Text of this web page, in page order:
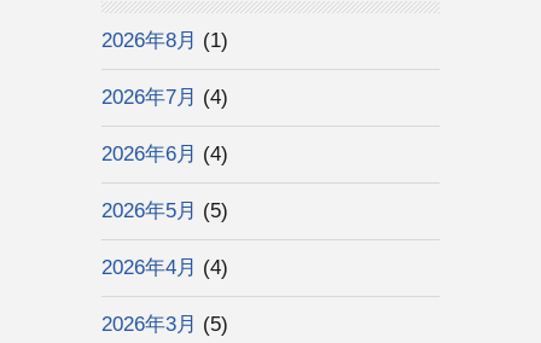
2026年8月 (1)
2026年7月 (4)
2026年6月 (4)
2026年5月 (5)
2026年4月 (4)
2026年3月 (5)